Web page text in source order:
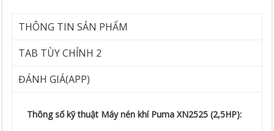
THÔNG TIN SẢN PHẨM
TAB TÙY CHỈNH 2
ĐÁNH GIÁ(APP)
Thông số kỹ thuật Máy nén khí Puma XN2525 (2,5HP):